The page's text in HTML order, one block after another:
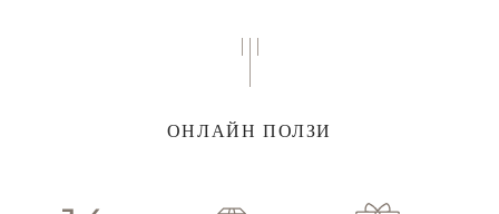
ОНЛАЙН ПОЛЗИ